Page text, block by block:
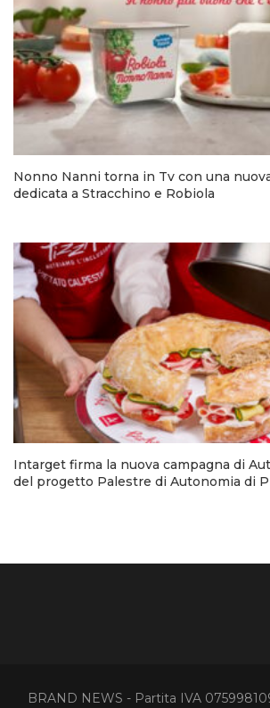
Nonno Nanni torna in Tv con una
dedicata a Stracchino e Robiola
Intarget firma la nuova campagna di
del progetto Palestre di Autonomia di
BRAND NEWS - Partita IVA